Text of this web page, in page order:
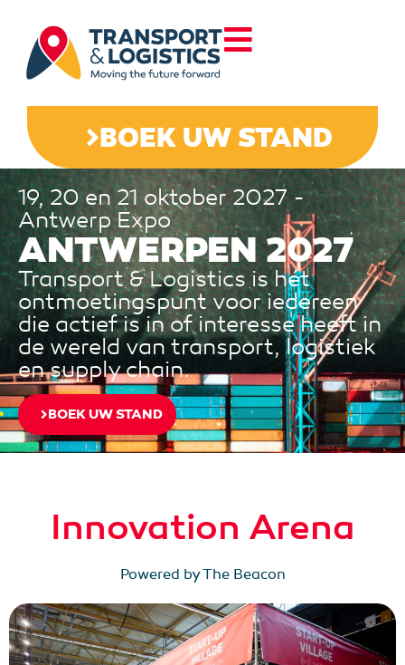
BOEK UW STAND
19, 20 en 21 oktober 2027 -
Antwerp Expo
ANTWERPEN 2027
Transport & Logistics is hét
ontmoetingspunt voor iedereen
die actief is in of interesse heeft in
de wereld van transport, logistiek
en supply chain.
BOEK UW STAND
Innovation Arena
Powered by The Beacon